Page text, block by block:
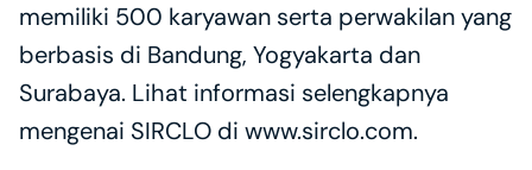
memiliki 500 karyawan serta perwakilan yang
berbasis di Bandung, Yogyakarta dan
Surabaya. Lihat informasi selengkapnya
mengenai SIRCLO di www.sirclo.com.